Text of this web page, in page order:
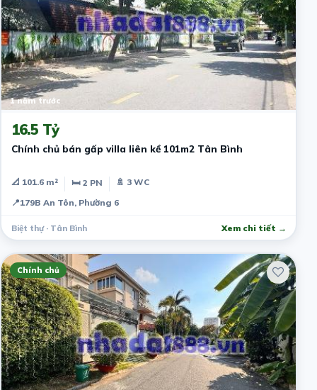
1 năm trước
16.5 Tỷ
Chính chủ bán gấp villa liên kề 101m2 Tân Bình
📐 101.6 m² 🛏 2 PN
🚿 3 WC
📍179B An Tôn, Phường 6
Biệt thự · Tân Bình Xem chi tiết →
Chính chủ